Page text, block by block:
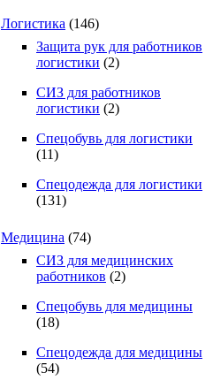
Логистика (146)
Защита рук для работников
логистики (2)
СИЗ для работников
логистики (2)
Спецобувь для логистики
(11)
Спецодежда для логистики
(131)
Медицина (74)
СИЗ для медицинских
работников (2)
Спецобувь для медицины
(18)
Спецодежда для медицины
(54)